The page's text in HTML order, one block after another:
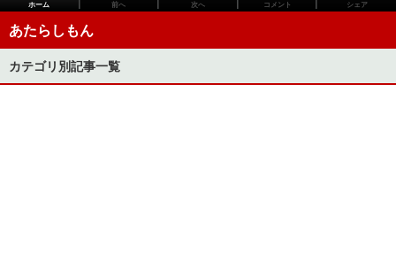
ホーム 前へ 次へ コメント シェア
あたらしもん
カテゴリ別記事一覧